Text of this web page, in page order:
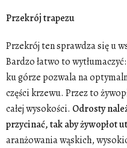
Przekrój trapezu
Przekrój ten sprawdza się u
Bardzo łatwo to
ku górze pozwala na
części krzewu. Przez to
całej wysokości. Odrosty
przycinać, tak aby żywopłot
aranżowania wąskich,